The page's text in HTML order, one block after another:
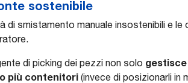
sostenibile
di smistamento manuale insostenibili e
di picking dei pezzi non solo
più contenitori (invece di posizionarli in